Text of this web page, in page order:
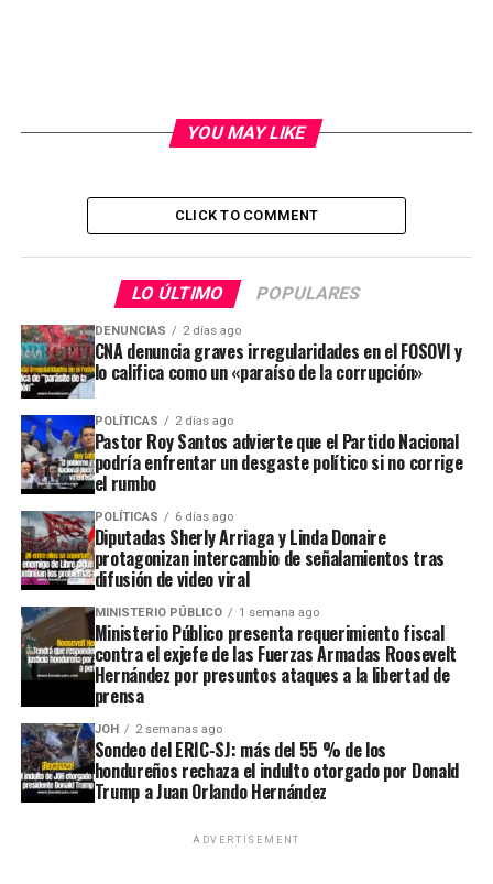
YOU MAY LIKE
CLICK TO COMMENT
LO ÚLTIMO POPULARES
DENUNCIAS 2 días ago
CNA denuncia graves irregularidades en el FOSOVI y
lo califica como un «paraíso de la corrupción»
POLÍTICAS 2 días ago
Pastor Roy Santos advierte que el Partido Nacional
podría enfrentar un desgaste político si no corrige
el rumbo
POLÍTICAS 6 días ago
Diputadas Sherly Arriaga y Linda Donaire
protagonizan intercambio de señalamientos tras
difusión de video viral
MINISTERIO PÚBLICO 1 semana ago
Ministerio Público presenta requerimiento fiscal
contra el exjefe de las Fuerzas Armadas Roosevelt
Hernández por presuntos ataques a la libertad de
prensa
JOH 2 semanas ago
Sondeo del ERIC-SJ: más del 55 % de los
hondureños rechaza el indulto otorgado por Donald
Trump a Juan Orlando Hernández
ADVERTISEMENT